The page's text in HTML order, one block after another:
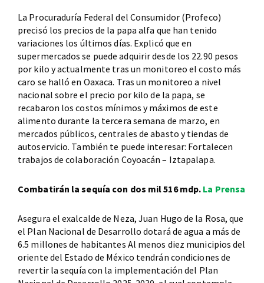
La Procuraduría Federal del Consumidor (Profeco)
precisó los precios de la papa alfa que han tenido
variaciones los últimos días. Explicó que en
supermercados se puede adquirir desde los 22.90 pesos
por kilo y actualmente tras un monitoreo el costo más
caro se halló en Oaxaca. Tras un monitoreo a nivel
nacional sobre el precio por kilo de la papa, se
recabaron los costos mínimos y máximos de este
alimento durante la tercera semana de marzo, en
mercados públicos, centrales de abasto y tiendas de
autoservicio. También te puede interesar: Fortalecen
trabajos de colaboración Coyoacán – Iztapalapa.
Combatirán la sequía con dos mil 516 mdp. La Prensa
Asegura el exalcalde de Neza, Juan Hugo de la Rosa, que
el Plan Nacional de Desarrollo dotará de agua a más de
6.5 millones de habitantes Al menos diez municipios del
oriente del Estado de México tendrán condiciones de
revertir la sequía con la implementación del Plan